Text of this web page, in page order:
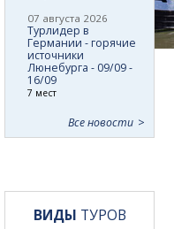
07 августа 2026
Турлидер в
Германии - горячие
источники
Люнебурга - 09/09 -
16/09
7 мест
Все новости
ВИДЫ ТУРОВ